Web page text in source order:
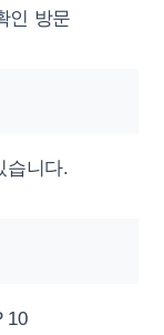
인 방문
습니다.